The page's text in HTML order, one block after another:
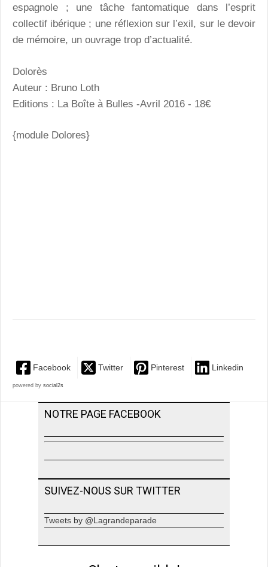
espagnole ; une tâche fantomatique dans l’esprit
collectif ibérique ; une réflexion sur l’exil, sur le devoir
de mémoire, un ouvrage trop d’actualité.
Dolorès
Auteur : Bruno Loth
Editions : La Boîte à Bulles -Avril 2016 - 18€
{module Dolores}
Facebook Twitter Pinterest Linkedin
powered by social2s
NOTRE PAGE FACEBOOK
SUIVEZ-NOUS SUR TWITTER
Tweets by @Lagrandeparade